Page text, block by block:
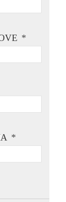
*
*